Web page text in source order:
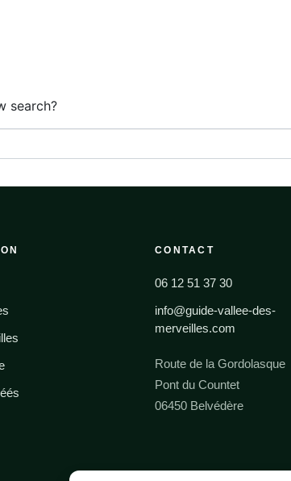
search?
CONTACT
06 12 51 37 30
info@guide-vallee-des-
merveilles.com
Route de la Gordolasque
Pont du Countet
06450 Belvédère